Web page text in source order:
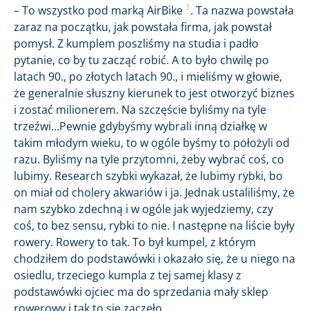
– To wszystko pod marką AirBike 1. Ta nazwa powstała
zaraz na początku, jak powstała firma, jak powstał
pomysł. Z kumplem poszliśmy na studia i padło
pytanie, co by tu zacząć robić. A to było chwilę po
latach 90., po złotych latach 90., i mieliśmy w głowie,
że generalnie słuszny kierunek to jest otworzyć biznes
i zostać milionerem. Na szczęście byliśmy na tyle
trzeźwi…Pewnie gdybyśmy wybrali inną działkę w
takim młodym wieku, to w ogóle byśmy to położyli od
razu. Byliśmy na tyle przytomni, żeby wybrać coś, co
lubimy. Research szybki wykazał, że lubimy rybki, bo
on miał od cholery akwariów i ja. Jednak ustaliliśmy, że
nam szybko zdechną i w ogóle jak wyjedziemy, czy
coś, to bez sensu, rybki to nie. I następne na liście były
rowery. Rowery to tak. To był kumpel, z którym
chodziłem do podstawówki i okazało się, że u niego na
osiedlu, trzeciego kumpla z tej samej klasy z
podstawówki ojciec ma do sprzedania mały sklep